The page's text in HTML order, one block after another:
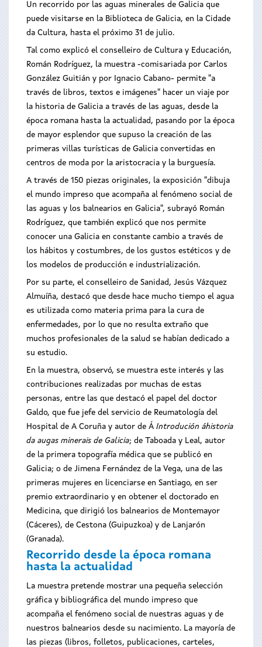
Un recorrido por las aguas minerales de Galicia que
puede visitarse en la Biblioteca de Galicia, en la Cidade
da Cultura, hasta el próximo 31 de julio.
Tal como explicó el conselleiro de Cultura y Educación,
Román Rodríguez, la muestra -comisariada por Carlos
González Guitián y por Ignacio Cabano- permite "a
través de libros, textos e imágenes" hacer un viaje por
la historia de Galicia a través de las aguas, desde la
época romana hasta la actualidad, pasando por la época
de mayor esplendor que supuso la creación de las
primeras villas turísticas de Galicia convertidas en
centros de moda por la aristocracia y la burguesía.
A través de 150 piezas originales, la exposición "dibuja
el mundo impreso que acompaña al fenómeno social de
las aguas y los balnearios en Galicia", subrayó Román
Rodríguez, que también explicó que nos permite
conocer una Galicia en constante cambio a través de
los hábitos y costumbres, de los gustos estéticos y de
los modelos de producción e industrialización.
Por su parte, el conselleiro de Sanidad, Jesús Vázquez
Almuíña, destacó que desde hace mucho tiempo el agua
es utilizada como materia prima para la cura de
enfermedades, por lo que no resulta extraño que
muchos profesionales de la salud se habían dedicado a
su estudio.
En la muestra, observó, se muestra este interés y las
contribuciones realizadas por muchas de estas
personas, entre las que destacó el papel del doctor
Galdo, que fue jefe del servicio de Reumatología del
Hospital de A Coruña y autor de Á Introdución áhistoria
da augas minerais de Galicia; de Taboada y Leal, autor
de la primera topografía médica que se publicó en
Galicia; o de Jimena Fernández de la Vega, una de las
primeras mujeres en licenciarse en Santiago, en ser
premio extraordinario y en obtener el doctorado en
Medicina, que dirigió los balnearios de Montemayor
(Cáceres), de Cestona (Guipuzkoa) y de Lanjarón
(Granada).
Recorrido desde la época romana
hasta la actualidad
La muestra pretende mostrar una pequeña selección
gráfica y bibliográfica del mundo impreso que
acompaña el fenómeno social de nuestras aguas y de
nuestros balnearios desde su nacimiento. La mayoría de
las piezas (libros, folletos, publicaciones, carteles,